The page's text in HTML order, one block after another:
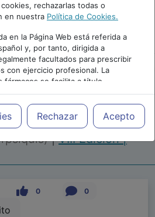
rechazarlas todas o
en nuestra Política de Cookies.
en la Página Web está referida a
y, por tanto, dirigida a
facultados para prescribir
con ejercicio profesional. La
fármacos se facilita a título
responsabilidad de los
medicamentos y decidir, en
más adecuado a las
Rechazar Acepto
|Congreso Virtual
Psicología y
|VIII Edición |
0 0